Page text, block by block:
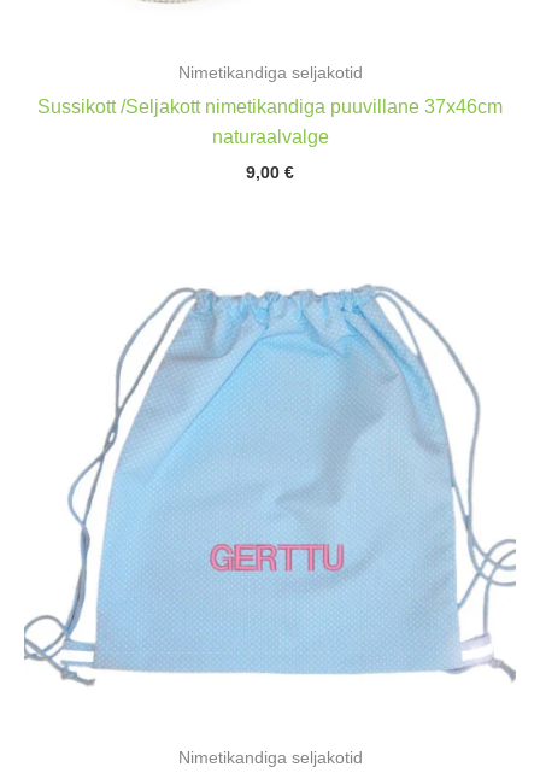
Nimetikandiga seljakotid
Sussikott /Seljakott nimetikandiga puuvillane 37x46cm
naturaalvalge
9,00 €
Nimetikandiga seljakotid